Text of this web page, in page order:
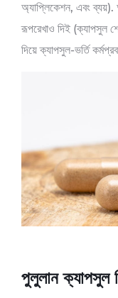
অ্যাপ্লিকেশন, এবং ব্যয়).
রূপরেখাও দিই (ক্যাপসুল
দিয়ে ক্যাপসুল-ভর্তি
পুলুলান ক্যাপসুল